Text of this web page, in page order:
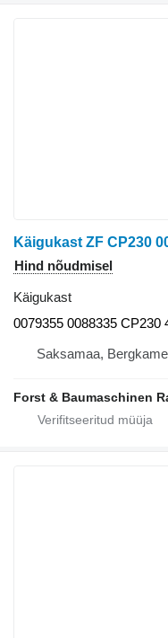
Hind nõudmisel
Käigukast
0079355 0088335 CP230
Saksamaa,
Forst & Baumaschinen